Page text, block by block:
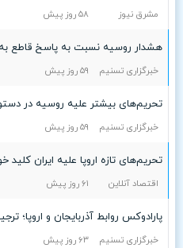
مشرق نیوز ۵۸ روز پیش
هشدار روسیه نسبت به پاسخ قاطع به
خبرگزاری تسنیم ۵٩ روز پیش
تحریم‌های بیشتر علیه روسیه در
خبرگزاری تسنیم ۵٩ روز پیش
اقتصاد آنلاین ۶۱ روز پیش
پارادوکس روابط آذربایجان و اروپا؛
خبرگزاری تسنیم ۶٣ روز پیش